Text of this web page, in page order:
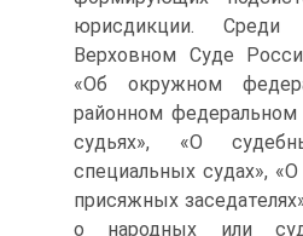
юрисдикции.
Верховном Суде
«Об окружном
районном
судьях», «О
специальных судах»,
присяжных
о народных или